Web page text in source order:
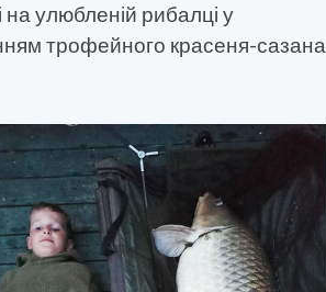
на улюбленій рибалці у
трофейного красеня-сазана